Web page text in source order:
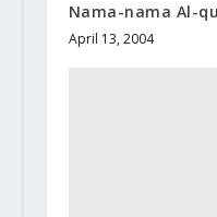
Nama-nama Al-
April 13, 2004